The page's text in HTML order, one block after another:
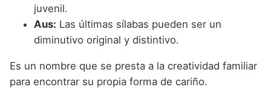
juvenil.
Aus: Las últimas sílabas pueden ser un
diminutivo original y distintivo.
Es un nombre que se presta a la creatividad familiar
para encontrar su propia forma de cariño.